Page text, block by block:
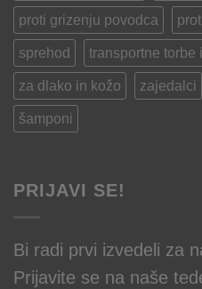
proti grizenju povodca
sprehod transportne torbe
za dlako in kožo zajedalci
šamponi
PRIJAVI SE!
Bi radi prvi izvedeli za
Prijavite se na naše